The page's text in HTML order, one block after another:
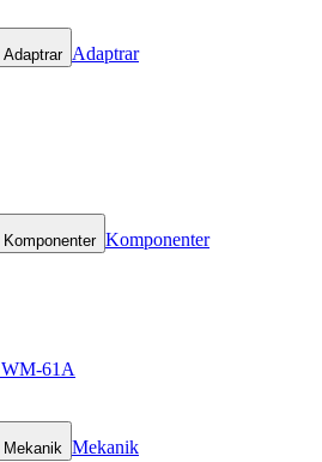
Adaptrar
Komponenter
61A
Mekanik